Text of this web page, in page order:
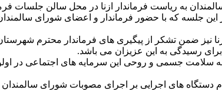
به ریاست فرماندار ازنا در محل سالن جلسات
این جلسه که با حضور فرماندار و اعضای شورای
نیز ضمن تشکر از پیگیری های فرماندار محترم
برای رسیدگی به این عزیزان می باشد.
سلامت جسمی و روحی این سرمایه های اجتماعی در
دستگاه های اجرایی بر اجرای مصوبات شورای